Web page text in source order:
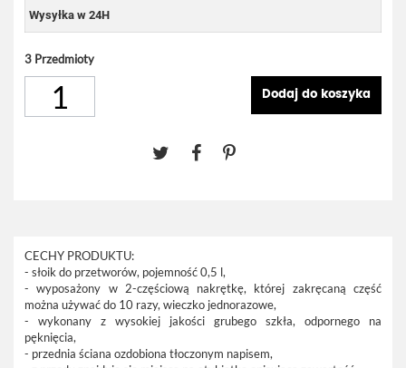
Wysyłka w 24H
3 Przedmioty
Dodaj do koszyka
CECHY PRODUKTU:
- słoik do przetworów, pojemność 0,5 l,
- wyposażony w 2-częściową nakrętkę, której zakręcaną część
można używać do 10 razy, wieczko jednorazowe,
- wykonany z wysokiej jakości grubego szkła, odpornego na
pęknięcia,
- przednia ściana ozdobiona tłoczonym napisem,